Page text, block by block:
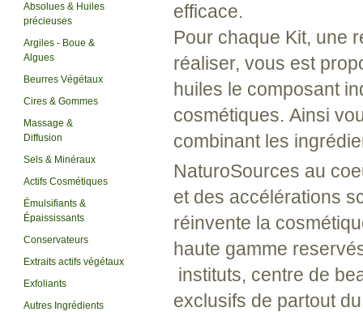
Absolues & Huiles
précieuses
Argiles - Boue &
Algues
Beurres Végétaux
Cires & Gommes
Massage &
Diffusion
Sels & Minéraux
Actifs Cosmétiques
Émulsifiants &
Épaississants
Conservateurs
Extraits actifs végétaux
Exfoliants
Autres Ingrédients
efficace.
Pour chaque Kit, une
réaliser, vous est
huiles le composant
cosmétiques. Ainsi
combinant les
NaturoSources au
et des accélérations
réinvente la
haute gamme
instituts, centre de
exclusifs de partout